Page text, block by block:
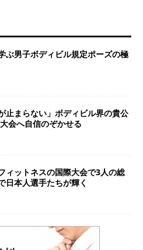
ぶ男子ボディビル規定ポーズの極
止まらない」ボディビル界の貴公
会へ自信のぞかせる
ィットネスの国際大会で3人の総
本人選手たちが輝く